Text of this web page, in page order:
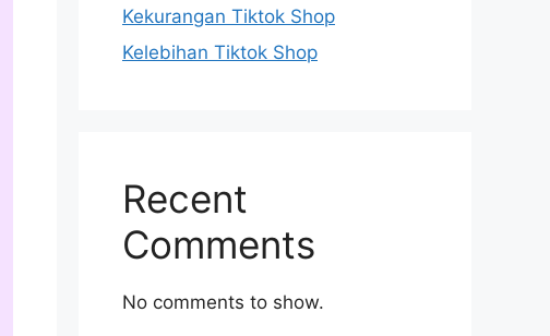
Kekurangan Tiktok Shop
Kelebihan Tiktok Shop
Recent
Comments
No comments to show.